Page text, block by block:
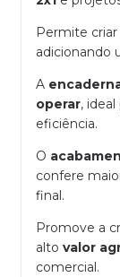
Permite criar
adicionando
A
operar,
eficiência.
O
confere
final.
Promove a
alto valor
comercial.